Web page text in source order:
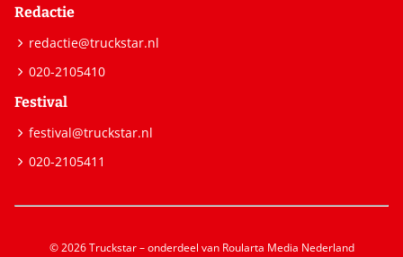
Redactie
redactie@truckstar.nl
020-2105410
Festival
festival@truckstar.nl
020-2105411
© 2026 Truckstar – onderdeel van Roularta Media Nederland